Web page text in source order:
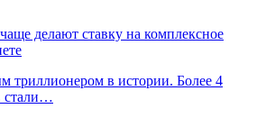
делают ставку на комплексное
триллионером в истории. Более 4
стали…